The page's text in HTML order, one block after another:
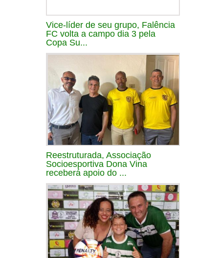
Vice-líder de seu grupo, Falência
FC volta a campo dia 3 pela
Copa Su...
Reestruturada, Associação
Socioesportiva Dona Vina
receberá apoio do ...